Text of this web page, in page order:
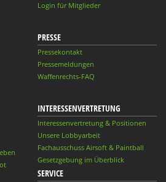
Login für Mitglieder
PRESSE
Pressekontakt
Pressemeldungen
Waffenrechts-FAQ
INTERESSENVERTRETUNG
Interessenvertretung & Positionen
Unsere Lobbyarbeit
Fachausschuss Airsoft & Paintball
Gesetzgebung im Überblick
SERVICE